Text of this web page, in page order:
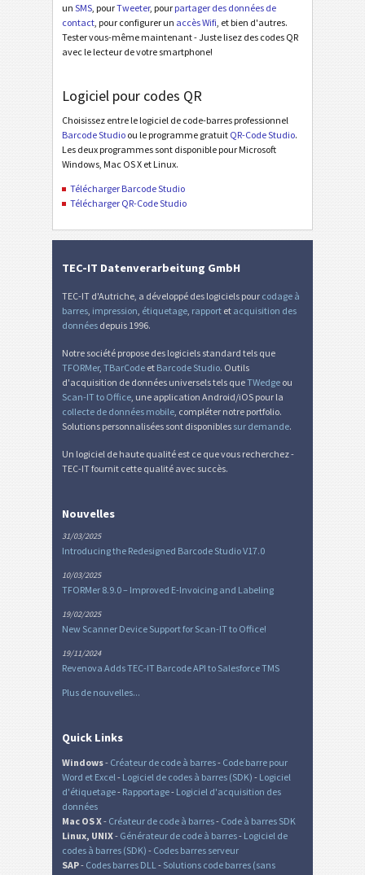
un SMS, pourTweeter, pour partager des données de
contact, pour configurer un accès Wifi, et bien d'autres.
Tester vous-même maintenant - Juste lisez des codes QR
avec le lecteur de votre smartphone!
Logiciel pour codes QR
Choisissez entre le logiciel de code-barres professionnel
Barcode Studio ou le programme gratuit QR-Code Studio.
Les deux programmes sont disponible pour Microsoft
Windows, Mac OS X et Linux.
Télécharger Barcode Studio
Télécharger QR-Code Studio
TEC-IT Datenverarbeitung GmbH
TEC-IT d'Autriche, a développé des logiciels pour codage à
barres, impression, étiquetage, rapport et acquisition des
données depuis 1996.
Notre société propose des logiciels standard tels que
TFORMer, TBarCode et Barcode Studio. Outils
d'acquisition de données universels tels queTWedge ou
Scan-IT to Office, une application Android/iOS pour la
collecte de données mobile, compléter notre portfolio.
Solutions personnalisées sont disponibles sur demande.
Un logiciel de haute qualité est ce que vous recherchez -
TEC-IT fournit cette qualité avec succès.
Nouvelles
31/03/2025
Introducing the Redesigned Barcode Studio V17.0
10/03/2025
TFORMer 8.9.0 – Improved E-Invoicing and Labeling
19/02/2025
New Scanner Device Support for Scan-IT to Office!
19/11/2024
Revenova Adds TEC-IT Barcode API to Salesforce TMS
Plus de nouvelles...
Quick Links
Windows- Créateur de code à barres- Code barre pour
Word et Excel- Logiciel de codes à barres (SDK) - Logiciel
d'étiquetage- Rapportage- Logiciel d'acquisition des
données
Mac OS X- Créateur de code à barres- Code à barres SDK
Linux, UNIX- Générateur de code à barres- Logiciel de
codes à barres (SDK) - Codes barres serveur
SAP- Codes barres DLL- Solutions code barres (sans